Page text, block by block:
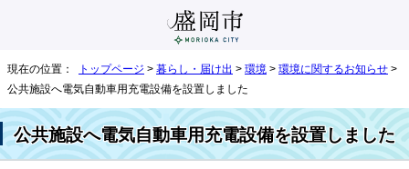
現在の位置： トップページ > 暮らし・届け出 > 環境 > 環境に関するお知らせ >
公共施設へ電気自動車用充電設備を設置しました
公共施設へ電気自動車用充電設備を設置しました